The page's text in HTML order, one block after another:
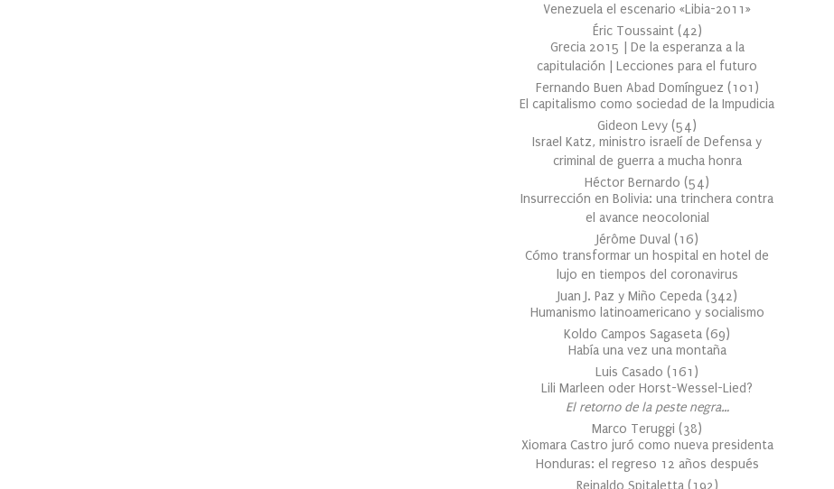
Venezuela el escenario «Libia-2011»
Éric Toussaint (42)
Grecia 2015 | De la esperanza a la
capitulación | Lecciones para el futuro
Fernando Buen Abad Domínguez (101 )
El capitalismo como sociedad de la Impudicia
Gideon Levy (54)
Israel Katz, ministro israelí de Defensa y
criminal de guerra a mucha honra
Héctor Bernardo (54)
Insurrección en Bolivia: una trinchera contra
el avance neocolonial
Jérôme Duval (16)
Cómo transformar un hospital en hotel de
lujo en tiempos del coronavirus
Juan J. Paz y Miño Cepeda (342)
Humanismo latinoamericano y socialismo
Koldo Campos Sagaseta (69)
Había una vez una montaña
Luis Casado (161 )
Lili Marleen oder Horst-Wessel-Lied?
El retorno de la peste negra…
Marco Teruggi (38)
Xiomara Castro juró como nueva presidenta
Honduras: el regreso 12 años después